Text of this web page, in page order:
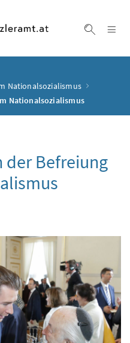
Nationalsozialismus
Nationalsozialismus
der Befreiung